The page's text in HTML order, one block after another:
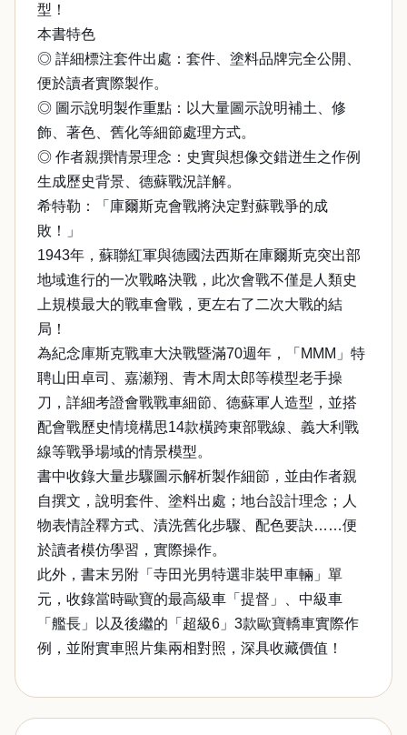
型！
本書特色
◎ 詳細標注套件出處：套件、塗料品牌完全公開、
便於讀者實際製作。
◎ 圖示說明製作重點：以大量圖示說明補土、修
飾、著色、舊化等細節處理方式。
◎ 作者親撰情景理念：史實與想像交錯迸生之作例
生成歷史背景、德蘇戰況詳解。
希特勒：「庫爾斯克會戰將決定對蘇戰爭的成
敗！」
1943年，蘇聯紅軍與德國法西斯在庫爾斯克突出部
地域進行的一次戰略決戰，此次會戰不僅是人類史
上規模最大的戰車會戰，更左右了二次大戰的結
局！
為紀念庫斯克戰車大決戰暨滿70週年，「MMM」特
聘山田卓司、嘉瀬翔、青木周太郎等模型老手操
刀，詳細考證會戰戰車細節、德蘇軍人造型，並搭
配會戰歷史情境構思14款橫跨東部戰線、義大利戰
線等戰爭場域的情景模型。
書中收錄大量步驟圖示解析製作細節，並由作者親
自撰文，說明套件、塗料出處；地台設計理念；人
物表情詮釋方式、漬洗舊化步驟、配色要訣……便
於讀者模仿學習，實際操作。
此外，書末另附「寺田光男特選非裝甲車輛」單
元，收錄當時歐寶的最高級車「提督」、中級車
「艦長」以及後繼的「超級6」3款歐寶轎車實際作
例，並附實車照片集兩相對照，深具收藏價值！